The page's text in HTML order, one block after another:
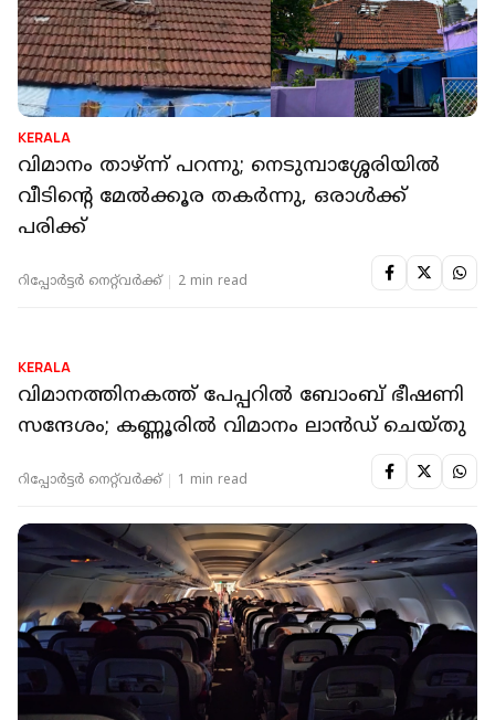
KERALA
വിമാനം താഴ്ന്ന് പറന്നു; നെടുമ്പാശ്ശേരിയില്‍
വീടിന്റെ മേല്‍ക്കൂര തകര്‍ന്നു, ഒരാള്‍ക്ക്
പരിക്ക്
റിപ്പോർട്ടർ നെറ്റ്‌വര്‍ക്ക്‌ 2 min read
KERALA
വിമാനത്തിനകത്ത് പേപ്പറില്‍ ബോംബ് ഭീഷണി
സന്ദേശം; കണ്ണൂരില്‍ വിമാനം ലാന്‍ഡ് ചെയ്തു
റിപ്പോർട്ടർ നെറ്റ്‌വര്‍ക്ക്‌ 1 min read